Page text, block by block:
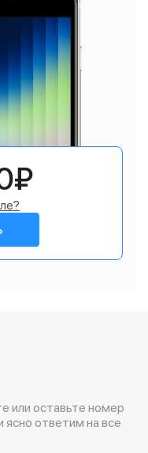
или оставьте номер
ясно ответим на все